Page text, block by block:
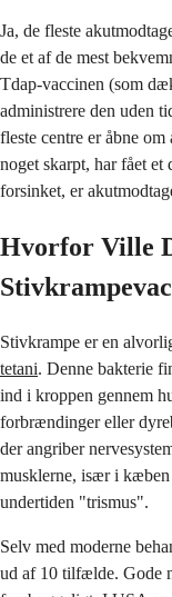
Ja, de fleste
de et af de mest
Tdap-vaccinen (som
administrere den uden
fleste centre er åbne
noget skarpt, har fået et
forsinket, er
Hvorfor Ville
Stivkrampe er en
tetani. Denne bakterie
ind i kroppen gennem
forbrændinger eller
der angriber
musklerne, især i
undertiden "trismus".
Selv med moderne
ud af 10 tilfælde. Gode